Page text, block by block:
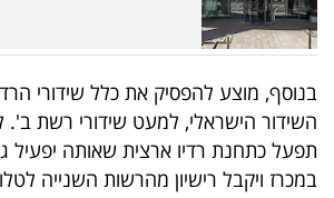
בנוסף, מוצע להפסיק את כלל שידורי
השידור הישראלי, למעט שידורי רשת
תפעל כתחנת רדיו ארצית שאותה יפעיל
במכרז ויקבל רישיון מהרשות השנייה